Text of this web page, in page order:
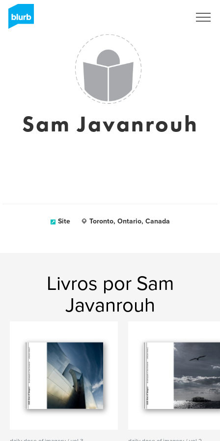
Sam Javanrouh
Site Toronto, Ontario, Canada
Livros por Sam
Javanrouh